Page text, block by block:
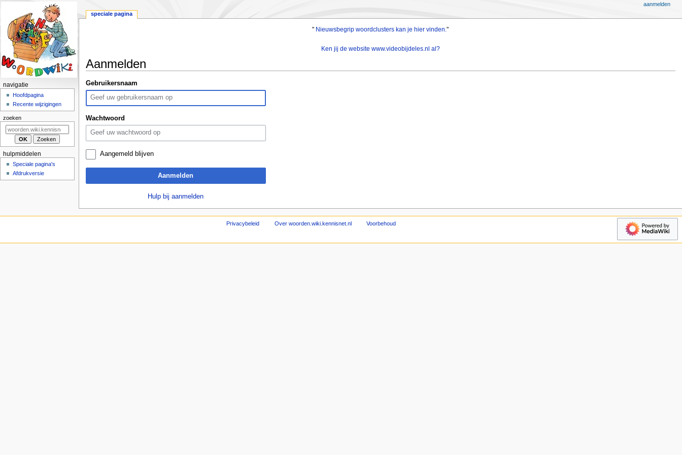
" Nieuwsbegrip woordclusters kan je hier vinden."
Ken jij de website www.videobijdeles.nl al?
Aanmelden
Naar
navigatie
Naar
zoeken
Gebruikersnaam
Wachtwoord
Aangemeld blijven
Aanmelden
Hulp bij aanmelden
N
v
i
speciale pagina
aanmelden
navigatie
Hoofdpagina
Recente wijzigingen
zoeken
hulpmiddelen
Speciale pagina's
Afdrukversie
Privacybeleid Over woorden.wiki.kennisnet.nl Voorbehoud